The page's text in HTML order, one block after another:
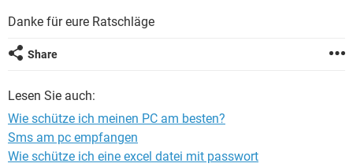
Danke für eure Ratschläge
Share
Lesen Sie auch:
Wie schütze ich meinen PC am besten?
Sms am pc empfangen
Wie schütze ich eine excel datei mit passwort